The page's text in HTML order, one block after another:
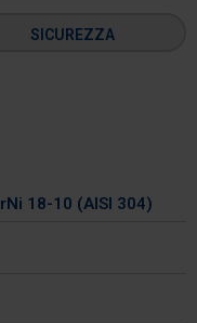
SICUREZZA
18-10 (AISI 304)